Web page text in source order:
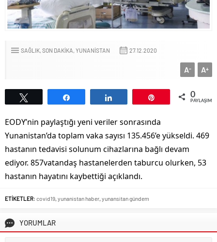
SAĞLIK SON DAKİKA YUNANİSTAN 27.12.2020
A+
A-
0
EODY’nin paylaştığı yeni veriler sonrasında
Yunanistan’da toplam vaka sayısı 135.456’e yükseldi. 469
hastanın tedavisi solunum cihazlarına bağlı devam
ediyor. 857vatandaş hastanelerden taburcu olurken, 53
hastanın hayatını kaybettiği açıklandı.
ETİKETLER: covid19 yunanistan haber yunansitan gündem
YORUMLAR